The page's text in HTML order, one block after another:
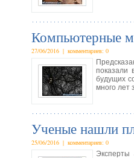
Компьютерные
27/06/2016 | комментариев: 0
показали
будущих
много лет
Ученые нашли
25/06/2016 | комментариев: 0
Эксперты